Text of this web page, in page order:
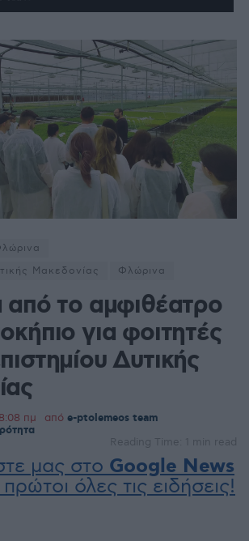
Μακεδονίας
Φλώρινα
από το αμφιθέατρο
για φοιτητές
Δυτικής
πμ από e-ptolemeos team
Reading Time: 1 min read
μας στο Google News
όλες τις ειδήσεις!